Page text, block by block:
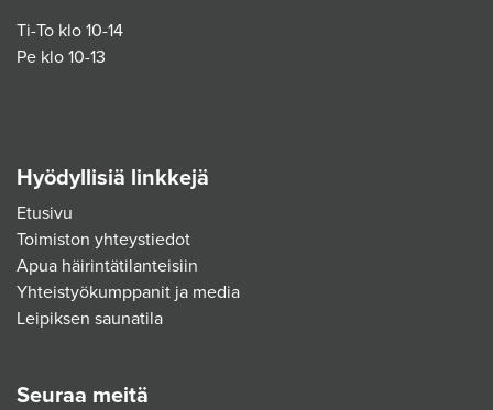
Ti-To klo 10-14
Pe klo 10-13
Hyödyllisiä linkkejä
Etusivu
Toimiston yhteystiedot
Apua häirintätilanteisiin
Yhteistyökumppanit ja media
Leipiksen saunatila
Seuraa meitä